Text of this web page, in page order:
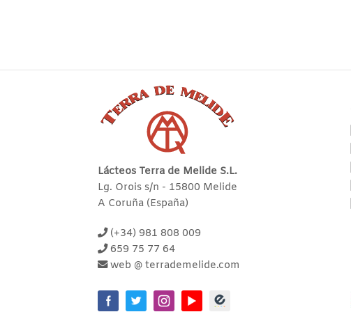
Lácteos Terra de Melide S.L.
Lg. Orois s/n - 15800 Melide
A Coruña (España)
(+34) 981 808 009
659 75 77 64
web @ terrademelide.com